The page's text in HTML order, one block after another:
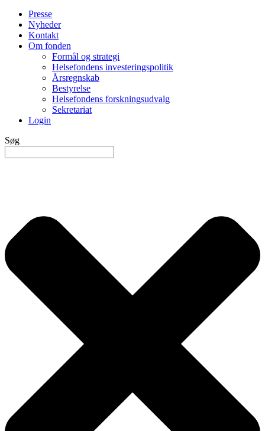
Presse
Nyheder
Kontakt
Om fonden
Formål og strategi
Helsefondens investeringspolitik
Årsregnskab
Bestyrelse
Helsefondens forskningsudvalg
Sekretariat
Login
Søg